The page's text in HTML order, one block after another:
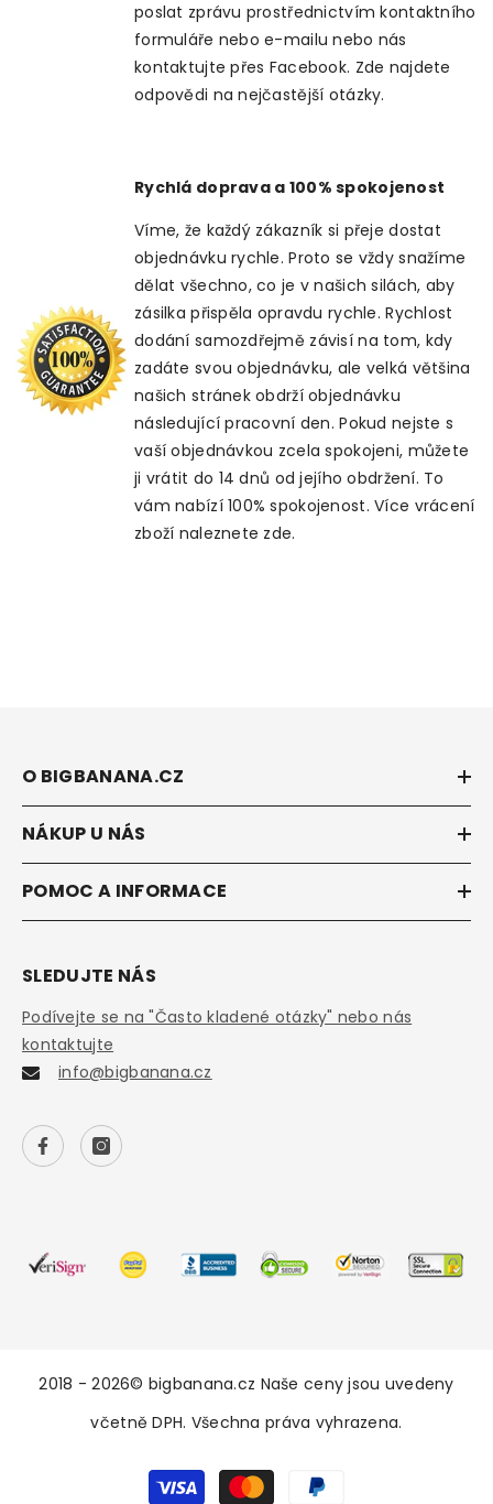
poslat zprávu prostřednictvím kontaktního
formuláře nebo e-mailu nebo nás
kontaktujte přes Facebook. Zde najdete
odpovědi na nejčastější otázky.
Rychlá doprava a 100% spokojenost
Víme, že každý zákazník si přeje dostat
objednávku rychle. Proto se vždy snažíme
dělat všechno, co je v našich silách, aby
zásilka přispěla opravdu rychle. Rychlost
dodání samozdřejmě závisí na tom, kdy
zadáte svou objednávku, ale velká většina
našich stránek obdrží objednávku
následující pracovní den. Pokud nejste s
vaší objednávkou zcela spokojeni, můžete
ji vrátit do 14 dnů od jejího obdržení. To
vám nabízí 100% spokojenost. Více vrácení
zboží naleznete zde.
O BIGBANANA.CZ
NÁKUP U NÁS
POMOC A INFORMACE
SLEDUJTE NÁS
Podívejte se na "Často kladené otázky" nebo nás
kontaktujte
info@bigbanana.cz
2018 - 2026© bigbanana.cz Naše ceny jsou uvedeny
včetně DPH. Všechna práva vyhrazena.
Payment